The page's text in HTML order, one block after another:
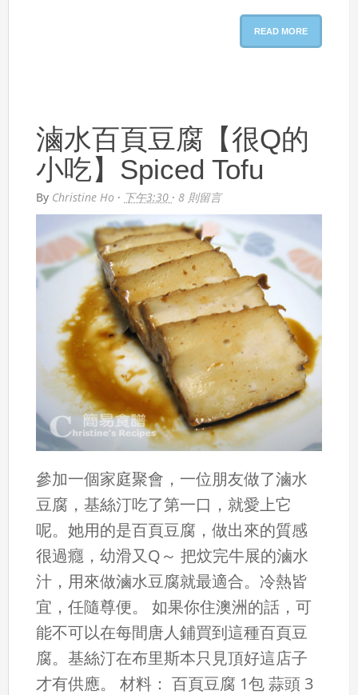
READ MORE
滷水百頁豆腐【很Q的
小吃】Spiced Tofu
By Christine Ho · 下午3:30 ·8 則留言
參加一個家庭聚會，一位朋友做了滷水
豆腐，基絲汀吃了第一口，就愛上它
呢。她用的是百頁豆腐，做出來的質感
很過癮，幼滑又Q～ 把炆完牛展的滷水
汁，用來做滷水豆腐就最適合。冷熱皆
宜，任隨尊便。 如果你住澳洲的話，可
能不可以在每間唐人鋪買到這種百頁豆
腐。基絲汀在布里斯本只見頂好這店子
才有供應。 材料： 百頁豆腐 1包 蒜頭 3